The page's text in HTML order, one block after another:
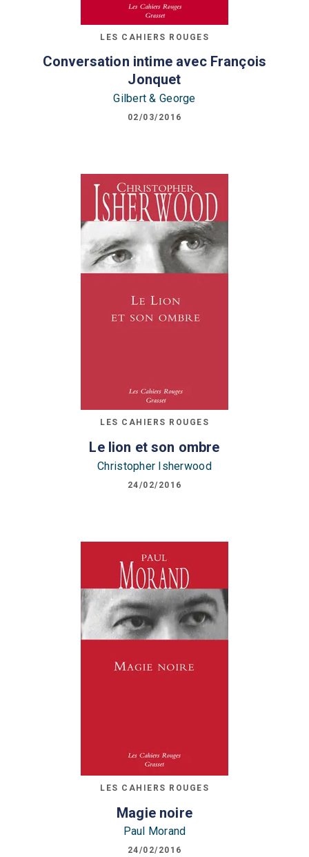
LES CAHIERS ROUGES
Conversation intime avec François
Jonquet
Gilbert & George
02/03/2016
LES CAHIERS ROUGES
Le lion et son ombre
Christopher Isherwood
24/02/2016
LES CAHIERS ROUGES
Magie noire
Paul Morand
24/02/2016